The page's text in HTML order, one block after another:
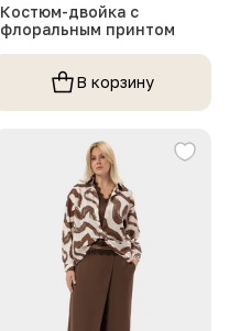
Костюм-двойка с
флоральным принтом
В корзину